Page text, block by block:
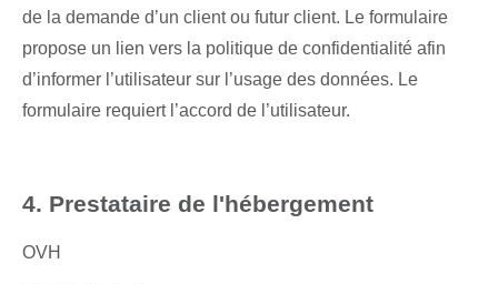
de la demande d’un client ou futur client. Le formulaire
propose un lien vers la politique de confidentialité afin
d’informer l’utilisateur sur l’usage des données. Le
formulaire requiert l’accord de l’utilisateur.
4. Prestataire de l'hébergement
OVH